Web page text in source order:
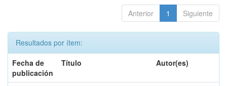
Anterior 1 Siguiente
Resultados por ítem:
Fecha de
publicación
Título Autor(es)